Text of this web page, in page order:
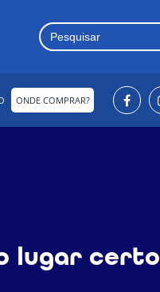
Search
for:
ONDE COMPRAR?
lugar certo